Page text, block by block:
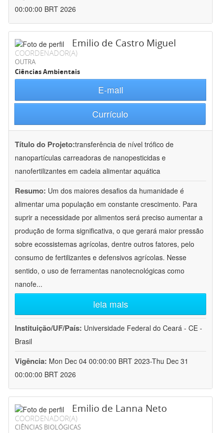
00:00:00 BRT 2026
Emilio de Castro Miguel
COORDENADOR(A)
OUTRA
Ciências Ambientais
E-mail
Currículo
Título do Projeto:transferência de nível trófico de
nanopartículas carreadoras de nanopesticidas e
nanofertilizantes em cadeia alimentar aquática
Resumo: Um dos maiores desafios da humanidade é
alimentar uma população em constante crescimento. Para
suprir a necessidade por alimentos será preciso aumentar a
produção de forma significativa, o que gerará maior pressão
sobre ecossistemas agrícolas, dentre outros fatores, pelo
consumo de fertilizantes e defensivos agrícolas. Nesse
sentido, o uso de ferramentas nanotecnológicas como
nanofe...
leia mais
Instituição/UF/País: Universidade Federal do Ceará - CE -
Brasil
Vigência: Mon Dec 04 00:00:00 BRT 2023-Thu Dec 31
00:00:00 BRT 2026
Emilio de Lanna Neto
COORDENADOR(A)
CIÊNCIAS BIOLÓGICAS